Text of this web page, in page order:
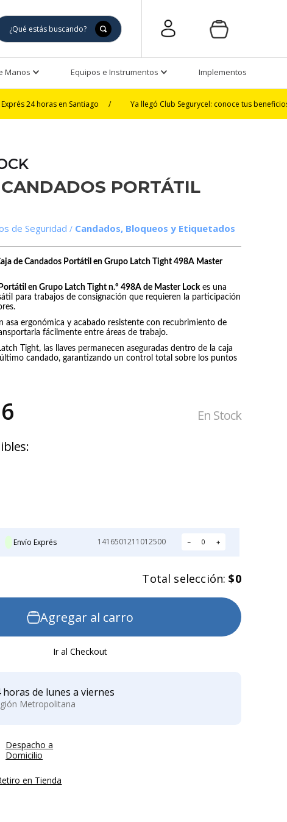
Manos Equipos e Instrumentos Implementos de
en Santiago / Ya llegó Club Segurycel: conoce tus beneficios / 3
IRON-X
GUANTE IGX 500
ANTICORTE
Precio:
$2.211
NOVAX
GUANTE
DIELECTRICO DE
GOMA CLASE 0
NOVAX
Precio:
$42.905
PORTÁTIL
de Seguridad Candados, Bloqueos y Etiquetados
de Candados Portátil en Grupo Latch Tight 498A Master
en Grupo Latch Tight n.º 498A de Master Lock es una
para trabajos de consignación que requieren la participación
asa ergonómica y acabado resistente con recubrimiento de
fácilmente entre áreas de trabajo.
Tight, las llaves permanecen aseguradas dentro de la caja
candado, garantizando un control total sobre los puntos
En Stock
Envío Exprés 1416501211012500 ＋
－
Total selección: $0
Agregar al carro
Ir al Checkout
horas de lunes a viernes
Metropolitana
Despacho a
Domicilio
en Tienda